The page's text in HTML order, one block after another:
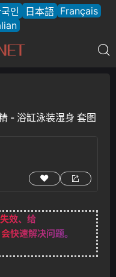
인 日本語 Français
- 浴缸泳装湿身 套图
效、给
快速解决问题。